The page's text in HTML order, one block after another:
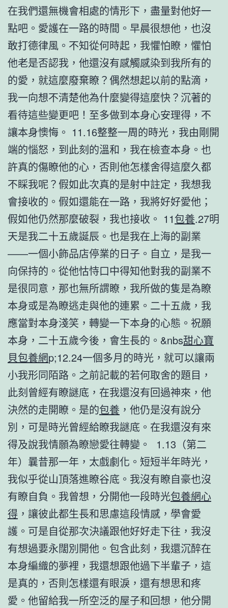
在我們還無機會相處的情形下，盡量對他好一
點吧。愛護在一路的時間。早晨很想他，也沒
敢打德律風。不知從何時起，我懼怕瞭，懼怕
他老是否認我，他還沒有感觸感染到我所有的
的愛，就這麼廢棄瞭？偶然想起以前的點滴，
我一向想不清楚他為什麼變得這麼快？沉著的
看待這些變更吧！至多做到本身心安理得，不
讓本身懊悔。 11.16整整一周的時光，我由剛開
端的惱怒，到此刻的溫和，我在檢查本身。也
許真的傷瞭他的心，否則他怎樣舍得這麼久都
不睬我呢？假如此次真的是射中註定，我想我
會接收的。假如還能在一路，我將好好愛他；
假如他仍然那麼破裂，我也接收。 11包養.27明
天是我二十五歲誕辰。也是我在上海的副業
——一個小飾品店停業的日子。自立，是我一
向保持的。從他怙恃口中得知他對我的副業不
是很同意，那也無所謂瞭，我所做的隻是為瞭
本身或是為瞭逃走與他的連累。二十五歲，我
應當對本身淺笑，轉變一下本身的心態。祝願
本身，二十五歲今後，會生長的。&nbs甜心寶
貝包養網p;12.24一個多月的時光，就可以讓兩
小我形同陌路。之前記載的若何取舍的題目，
此刻曾經有瞭謎底，在我還沒有回過神來，他
決然的走開瞭。是的包養 ，他仍是沒有說分
別，可是時光曾經給瞭我謎底。在我還沒有來
得及說我情願為瞭戀愛往轉變。 1.13（第二
年）曩昔那一年，太戲劇化。短短半年時光，
我似乎從山頂落進瞭谷底。我沒有瞭自豪也沒
有瞭自負。我曾想，分開他一段時光包養網心
得 ，讓彼此都生長和思慮這段情感，學會愛
護。可是自從那次決議跟他好好走下往，我沒
有想過要永闊別開他。包含此刻，我還沉醉在
本身編織的夢裡，我還想跟他過下半輩子，這
是真的，否則怎樣還有眼淚，還有想思和疼
愛。他留給我一所空泛的屋子和回想，他分開